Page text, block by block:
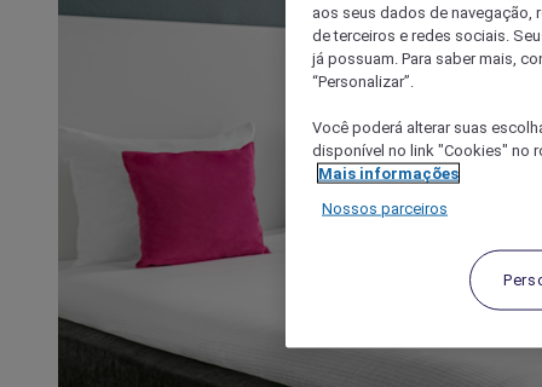
aos seus dados de navegação,
de terceiros e redes sociais.
já possuam. Para saber mais,
“Personalizar”.
Você poderá alterar suas
disponível no link "Cookies" no
Mais informações
Nossos parceiros